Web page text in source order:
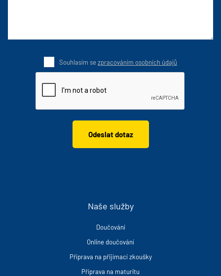
Souhlasím se zpracováním osobních údajů
Naše služby
Doučování
Online doučování
Příprava na přijímací zkoušky
Příprava na maturitu